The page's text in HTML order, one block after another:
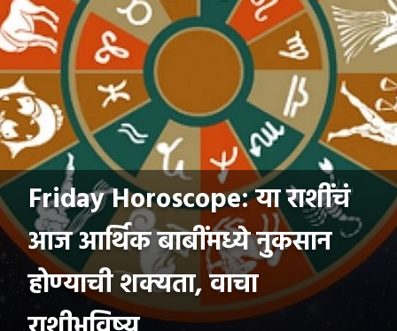
Friday Horoscope: या राशींचं
आज आर्थिक बाबींमध्ये नुकसान
होण्याची शक्यता, वाचा